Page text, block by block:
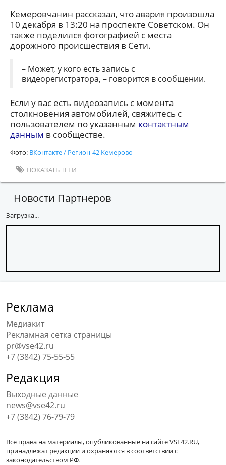
Кемеровчанин рассказал, что авария произошла
10 декабря в 13:20 на проспекте Советском. Он
также поделился фотографией с места
дорожного происшествия в Сети.
– Может, у кого есть запись с
видеорегистратора, – говорится в сообщении.
Если у вас есть видеозапись с момента
столкновения автомобилей, свяжитесь с
пользователем по указанным контактным
данным в сообществе.
Фото: ВКонтакте / Регион-42 Кемерово
ПОКАЗАТЬ ТЕГИ
Новости Партнеров
Загрузка...
Реклама
Медиакит
Рекламная сетка страницы
pr@vse42.ru
+7 (3842) 75-55-55
Редакция
Выходные данные
news@vse42.ru
+7 (3842) 76-79-79
Все права на материалы, опубликованные на сайте VSE42.RU,
принадлежат редакции и охраняются в соответствии с
законодательством РФ.